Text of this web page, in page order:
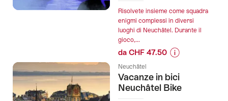
Game
Mission
astrophone":
Risolvete insieme come squadra
enigmi complessi in diversi
luoghi di Neuchâtel. Durante il
gioco,...
da CHF 47.50
sul
prezzo
Neuchâtel
Vacanze in bici
Neuchâtel Bike